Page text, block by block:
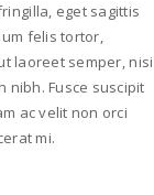
eget sagittis
felis tortor,
laoreet semper, nisi
nibh. Fusce suscipit
ac velit non orci
mi.